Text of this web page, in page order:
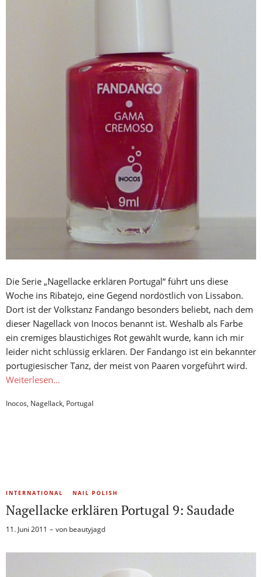
Die Serie „Nagellacke erklären Portugal“ führt uns diese
Woche ins Ribatejo, eine Gegend nordöstlich von Lissabon.
Dort ist der Volkstanz Fandango besonders beliebt, nach dem
dieser Nagellack von Inocos benannt ist. Weshalb als Farbe
ein cremiges blaustichiges Rot gewählt wurde, kann ich mir
leider nicht schlüssig erklären. Der Fandango ist ein bekannter
portugiesischer Tanz, der meist von Paaren vorgeführt wird.
Weiterlesen…
Inocos, Nagellack, Portugal
INTERNATIONAL NAIL POLISH
Nagellacke erklären Portugal 9: Saudade
11. Juni 2011 von beautyjagd